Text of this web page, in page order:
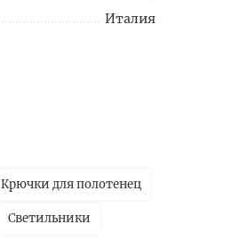
Италия
Крючки для полотенец
Светильники